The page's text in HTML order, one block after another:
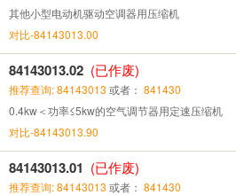
其他小型电动机驱动空调器用压缩机
对比-84143013.00
84143013.02 (已作废)
推荐查询: 84143013 或者： 841430
0.4kw＜功率≤5kw的空气调节器用定速压缩机
对比-84143013.90
84143013.01 (已作废)
推荐查询: 84143013 或者： 841430